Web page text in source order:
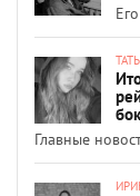
Главные